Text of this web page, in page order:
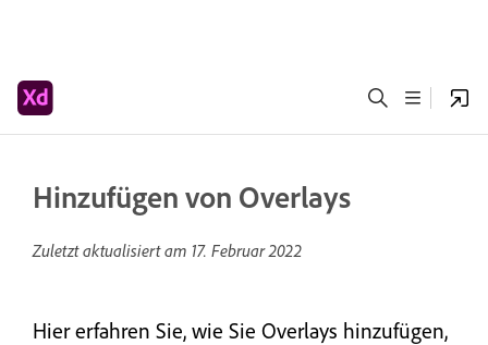
Hinzufügen von Overlays
Zuletzt aktualisiert am 17. Februar 2022
Hier erfahren Sie, wie Sie Overlays hinzufügen,